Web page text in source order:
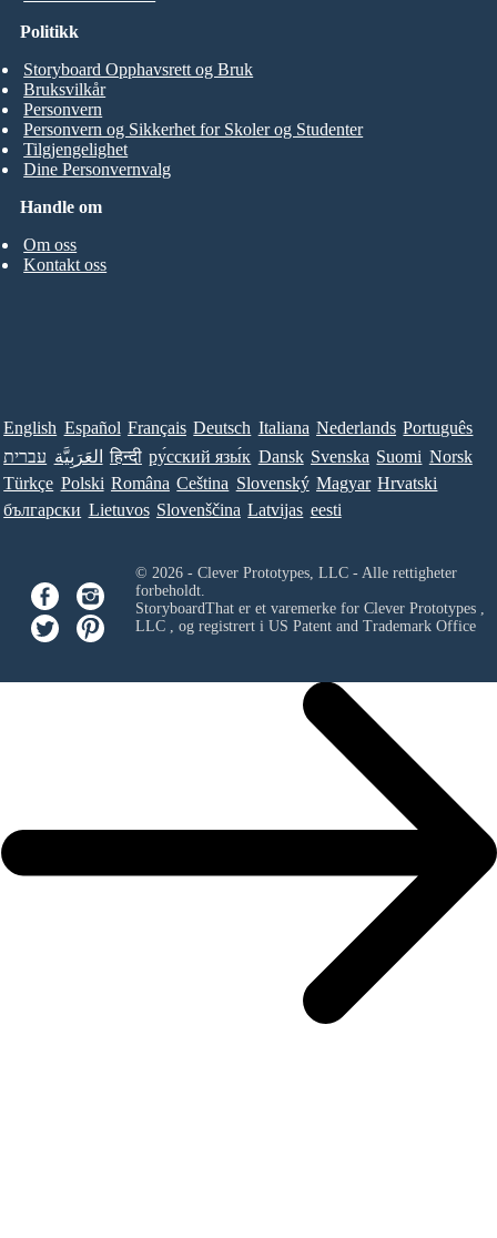
Handle om
Om oss
Kontakt oss
Politikk
Storyboard Opphavsrett og Bruk
Bruksvilkår
Personvern
Personvern og Sikkerhet for Skoler og Studenter
Tilgjengelighet
Dine Personvernvalg
English Español Français Deutsch Italiana Nederlands Português
עברית العَرَبِيَّة हिन्दी ру́сский язы́к Dansk Svenska Suomi Norsk
Türkçe Polski Româna Ceština Slovenský Magyar Hrvatski
български Lietuvos Slovenščina Latvijas eesti
© 2026 - Clever Prototypes, LLC - Alle rettigheter
forbeholdt.
StoryboardThat er et varemerke for Clever Prototypes ,
LLC, og registrert i US Patent and Trademark Office